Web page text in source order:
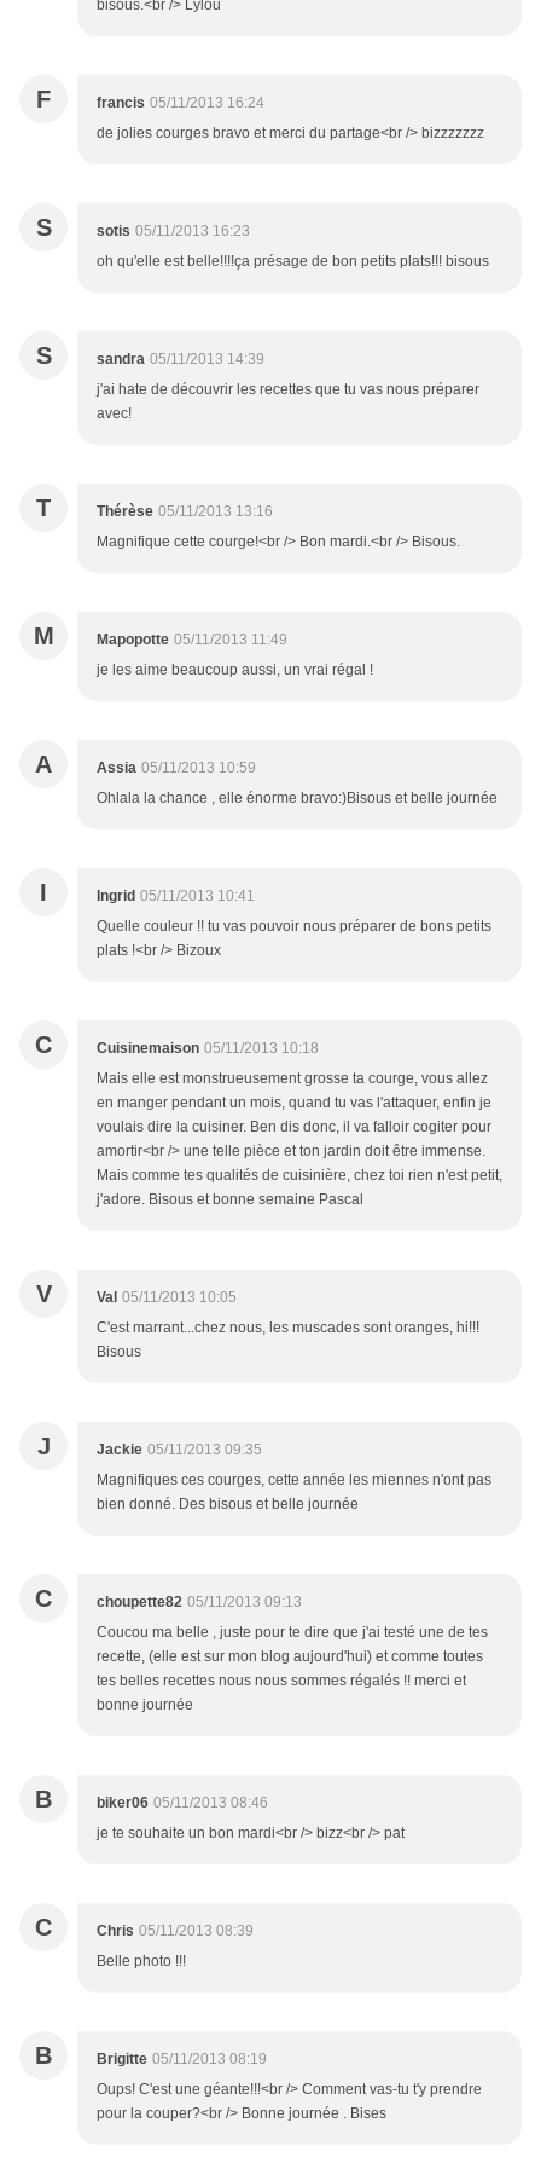
bisous.<br /> Lylou
F francis 05/11/2013 16:24
de jolies courges bravo et merci du partage<br /> bizzzzzzz
S sotis 05/11/2013 16:23
oh qu'elle est belle!!!!ça présage de bon petits plats!!! bisous
S sandra 05/11/2013 14:39
j'ai hate de découvrir les recettes que tu vas nous préparer
avec!
T Thérèse 05/11/2013 13:16
Magnifique cette courge!<br /> Bon mardi.<br /> Bisous.
M Mapopotte 05/11/2013 11:49
je les aime beaucoup aussi, un vrai régal !
A Assia 05/11/2013 10:59
Ohlala la chance , elle énorme bravo:)Bisous et belle journée
I Ingrid 05/11/2013 10:41
Quelle couleur !! tu vas pouvoir nous préparer de bons petits
plats !<br /> Bizoux
C Cuisinemaison 05/11/2013 10:18
Mais elle est monstrueusement grosse ta courge, vous allez
en manger pendant un mois, quand tu vas l'attaquer, enfin je
voulais dire la cuisiner. Ben dis donc, il va falloir cogiter pour
amortir<br /> une telle pièce et ton jardin doit être immense.
Mais comme tes qualités de cuisinière, chez toi rien n'est petit,
j'adore. Bisous et bonne semaine Pascal
V Val 05/11/2013 10:05
C'est marrant...chez nous, les muscades sont oranges, hi!!!
Bisous
J Jackie 05/11/2013 09:35
Magnifiques ces courges, cette année les miennes n'ont pas
bien donné. Des bisous et belle journée
C choupette82 05/11/2013 09:13
Coucou ma belle , juste pour te dire que j'ai testé une de tes
recette, (elle est sur mon blog aujourd'hui) et comme toutes
tes belles recettes nous nous sommes régalés !! merci et
bonne journée
B biker06 05/11/2013 08:46
je te souhaite un bon mardi<br /> bizz<br /> pat
C Chris 05/11/2013 08:39
Belle photo !!!
B Brigitte 05/11/2013 08:19
Oups! C'est une géante!!!<br /> Comment vas-tu t'y prendre
pour la couper?<br /> Bonne journée . Bises